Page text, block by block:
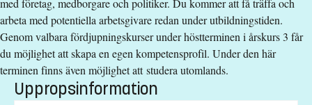
arbeta med potentiella arbetsgivare redan under utbildningstiden.
Genom valbara fördjupningskurser under höstterminen i årskurs 3 får
du möjlighet att skapa en egen kompetensprofil. Under den här
terminen finns även möjlighet att studera utomlands.
Uppropsinformation